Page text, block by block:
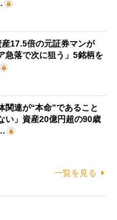
産17.5倍の元証券マンが
急落で次に狙う」5銘柄を
関連が“本命”であること
い」資産20億円超の90歳
一覧を見る